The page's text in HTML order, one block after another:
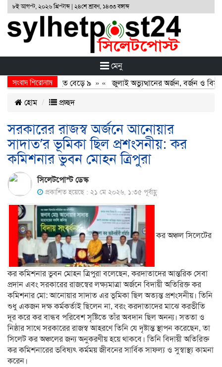
৮ই আগস্ট, ২০২৬ খ্রিস্টাব্দ | ২৪শে শ্রাবণ, ১৪৩৩ বঙ্গাব্দ
মেনু
সংবাদ শিরোনাম
সংঘর্ষ, নিহত বেড়ে ৯» «জুলাই অভ্যুত্থানের অর্জন, বর্জন ও বিসর্জন
হোম
প্রচ্ছদ
সরকারের রাজস্ব অর্জনে আনোয়ার
সাদাত’র ভূমিকা ছিল প্রশংসনীয়: কর
কমিশনার ভুবন মোহন ত্রিপুরা
সিলেটপোস্ট ডেস্ক
প্রকাশিত হয়েছে : ২১ মে ২০২৬, ১:৩৫ পূর্বাহ্ণ
কর অঞ্চল সিলেটের
কর কমিশনার ভুবন মোহন ত্রিপুরা বলেছেন, করদাতাদের আন্তরিক সেবা
প্রদান এবং সরকারের রাজস্বের লক্ষ্যমাত্রা অর্জনে বিদায়ী অতিরিক্ত কর
কমিশনার মো: আনোয়ার সাদাত এর ভূমিকা ছিল অত্যন্ত প্রশংসনীয়। তিনি
শুধু একজন দক্ষ কর্মকর্তাই ছিলেন না, বরং করদাতাদের মাঝে করভীতি
দূর করে কর বান্ধব পরিবেশ সৃষ্টিতে তাঁর অবদান ছিল অনন্য। সততা ও
নিষ্ঠার সাথে সরকারের রাজস্ব আহরণে তিনি যে দৃষ্টান্ত স্থাপন করেছেন, তা
সিলেট কর অঞ্চলের জন্য অনুকরণীয় হয়ে থাকবে। তিনি বিদায়ী অতিরিক্ত
কর কমিশনারের ভবিষ্যৎ কর্মময় জীবনের সার্বিক সাফল্য ও সুস্বাস্থ্য কামনা
করেন।